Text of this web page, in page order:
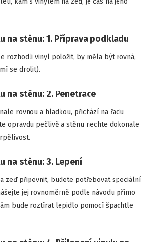
kam s vinylem na zeď, je čas na jeho
na stěnu: 1. Příprava podkladu
rozhodli vinyl položit, by měla být rovná,
se drolit).
na stěnu: 2. Penetrace
rovnou a hladkou, přichází na řadu
opravdu pečlivě a stěnu nechte dokonale
na stěnu: 3. Lepení
zeď připevnit, budete potřebovat speciální
jej rovnoměrně podle návodu přímo
bude roztírat lepidlo pomocí špachtle